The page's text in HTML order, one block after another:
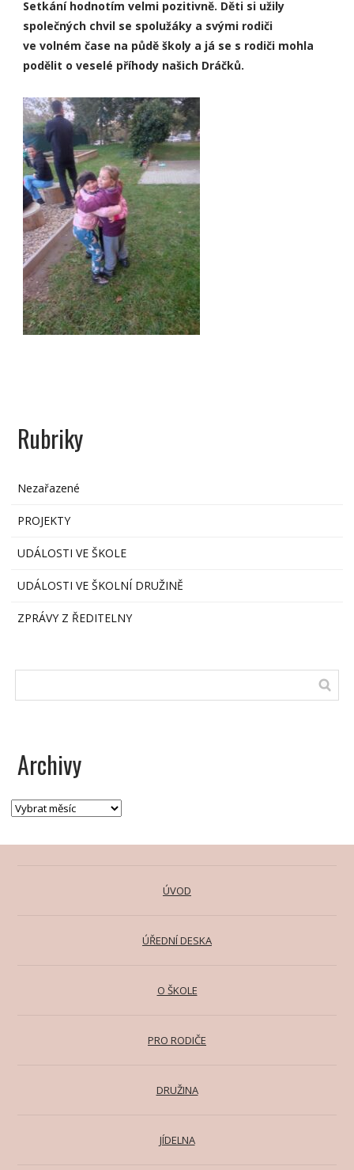
Setkání hodnotím velmi pozitivně. Děti si užily
společných chvil se spolužáky a svými rodiči
ve volném čase na půdě školy a já se s rodiči mohla
podělit o veselé příhody našich Dráčků.
Rubriky
Nezařazené
PROJEKTY
UDÁLOSTI VE ŠKOLE
UDÁLOSTI VE ŠKOLNÍ DRUŽINĚ
ZPRÁVY Z ŘEDITELNY
Archivy
ÚVOD
ÚŘEDNÍ DESKA
O ŠKOLE
PRO RODIČE
DRUŽINA
JÍDELNA